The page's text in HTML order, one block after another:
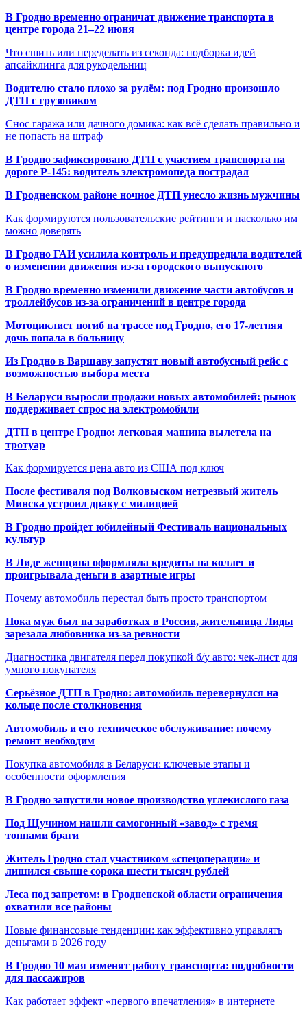
В Гродно временно ограничат движение транспорта в
центре города 21–22 июня
Что сшить или переделать из секонда: подборка идей
апсайклинга для рукодельниц
Водителю стало плохо за рулём: под Гродно произошло
ДТП с грузовиком
Снос гаража или дачного домика: как всё сделать правильно и
не попасть на штраф
В Гродно зафиксировано ДТП с участием транспорта на
дороге Р-145: водитель электромопеда пострадал
В Гродненском районе ночное ДТП унесло жизнь мужчины
Как формируются пользовательские рейтинги и насколько им
можно доверять
В Гродно ГАИ усилила контроль и предупредила водителей
о изменении движения из-за городского выпускного
В Гродно временно изменили движение части автобусов и
троллейбусов из-за ограничений в центре города
Мотоциклист погиб на трассе под Гродно, его 17-летняя
дочь попала в больницу
Из Гродно в Варшаву запустят новый автобусный рейс с
возможностью выбора места
В Беларуси выросли продажи новых автомобилей: рынок
поддерживает спрос на электромобили
ДТП в центре Гродно: легковая машина вылетела на
тротуар
Как формируется цена авто из США под ключ
После фестиваля под Волковыском нетрезвый житель
Минска устроил драку с милицией
В Гродно пройдет юбилейный Фестиваль национальных
культур
В Лиде женщина оформляла кредиты на коллег и
проигрывала деньги в азартные игры
Почему автомобиль перестал быть просто транспортом
Пока муж был на заработках в России, жительница Лиды
зарезала любовника из-за ревности
Диагностика двигателя перед покупкой б/у авто: чек-лист для
умного покупателя
Серьёзное ДТП в Гродно: автомобиль перевернулся на
кольце после столкновения
Автомобиль и его техническое обслуживание: почему
ремонт необходим
Покупка автомобиля в Беларуси: ключевые этапы и
особенности оформления
В Гродно запустили новое производство углекислого газа
Под Щучином нашли самогонный «завод» с тремя
тоннами браги
Житель Гродно стал участником «спецоперации» и
лишился свыше сорока шести тысяч рублей
Леса под запретом: в Гродненской области ограничения
охватили все районы
Новые финансовые тенденции: как эффективно управлять
деньгами в 2026 году
В Гродно 10 мая изменят работу транспорта: подробности
для пассажиров
Как работает эффект «первого впечатления» в интернете